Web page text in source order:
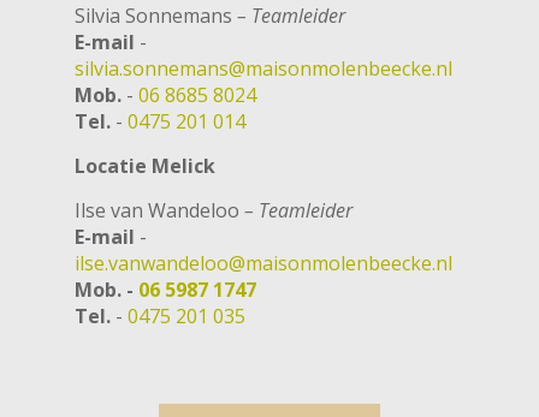
Silvia Sonnemans– Teamleider
E-mail -
silvia.sonnemans@maisonmolenbeecke.nl
Mob. -06 8685 8024
Tel. -0475 201 014
Locatie Melick
Ilse van Wandeloo– Teamleider
E-mail -
ilse.vanwandeloo@maisonmolenbeecke.nl
Mob. - 06 5987 1747
Tel. -0475 201 035